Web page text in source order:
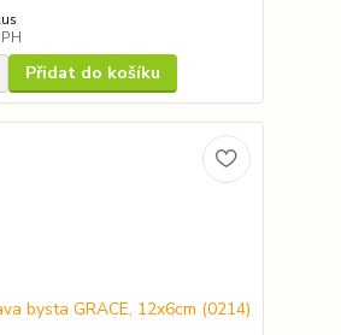
Přidat do košíku